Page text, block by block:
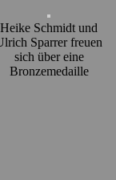
Heike Schmidt und
Sparrer freuen
sich über eine
Bronzemedaille